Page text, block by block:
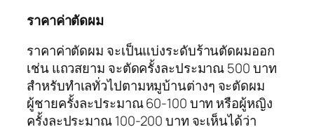
ราคาค่าตัดผม
ราคาค่าตัดผม จะเป็นแบ่งระดับร้านตัดผมออก
เช่น แถวสยาม จะตัดครั้งละประมาณ 500 บาท
สำหรับทำเลทั่วไปตามหมูบ้านต่างๆ จะตัดผม
ผู้ชายครั้งละประมาณ 60-100 บาท หรือผู้หญิง
ครั้งละประมาณ 100-200 บาท จะเห็นได้ว่า